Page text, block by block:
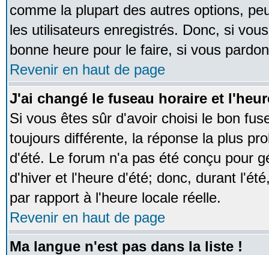
comme la plupart des autres options,
les utilisateurs enregistrés. Donc, si
bonne heure pour le faire, si vous
Revenir en haut de page
J'ai changé le fuseau horaire et
Si vous êtes sûr d'avoir choisi le bon
toujours différente, la réponse la plus
d'été. Le forum n'a pas été conçu pour
d'hiver et l'heure d'été; donc, durant
par rapport à l'heure locale réelle.
Revenir en haut de page
Ma langue n'est pas dans la liste !